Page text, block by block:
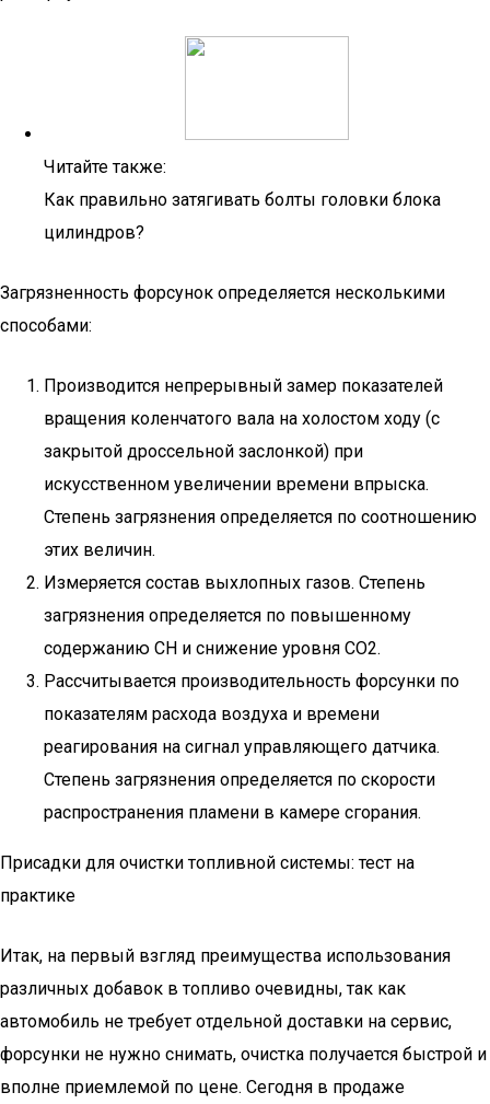
Читайте также:
Как правильно затягивать болты головки блока
цилиндров?
Загрязненность форсунок определяется несколькими
способами:
Производится непрерывный замер показателей
вращения коленчатого вала на холостом ходу (с
закрытой дроссельной заслонкой) при
искусственном увеличении времени впрыска.
Степень загрязнения определяется по соотношению
этих величин.
Измеряется состав выхлопных газов. Степень
загрязнения определяется по повышенному
содержанию СН и снижение уровня СО2.
Рассчитывается производительность форсунки по
показателям расхода воздуха и времени
реагирования на сигнал управляющего датчика.
Степень загрязнения определяется по скорости
распространения пламени в камере сгорания.
Присадки для очистки топливной системы: тест на
практике
Итак, на первый взгляд преимущества использования
различных добавок в топливо очевидны, так как
автомобиль не требует отдельной доставки на сервис,
форсунки не нужно снимать, очистка получается быстрой и
вполне приемлемой по цене. Сегодня в продаже